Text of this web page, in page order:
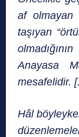
af olmayan
taşıyan
Anayasa
mesafelidir.
Hâl